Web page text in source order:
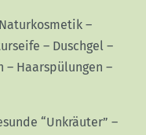
Naturkosmetik –
– Duschgel –
– Haarspülungen –
“Unkräuter” –